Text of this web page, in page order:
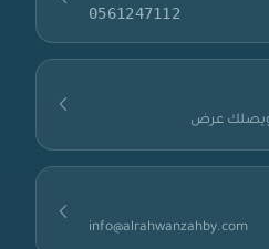
0561247112
عرض
info@alrahwanzahby.com